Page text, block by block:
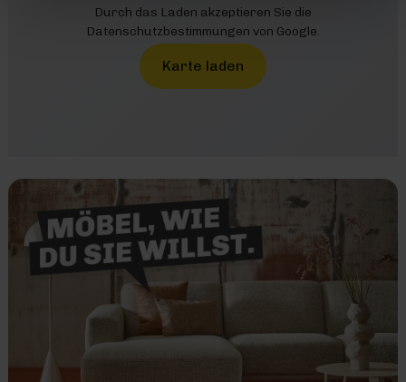
Durch das Laden akzeptieren Sie die
Datenschutzbestimmungen von Google.
Karte laden